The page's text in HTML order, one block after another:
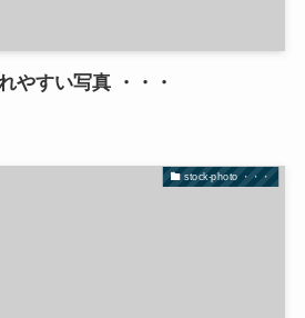
やすい写真 ・・・
stock-photo ・・・